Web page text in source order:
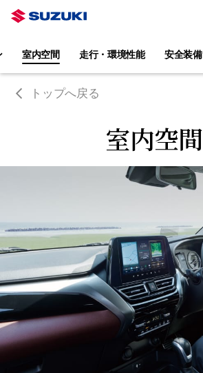
室内空間 走行・環境性能 安全装備
トップへ戻る
室内空間